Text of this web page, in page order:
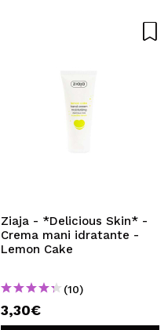
Ziaja - *Delicious Skin* -
Crema mani idratante -
Lemon Cake
(10)
3,30€